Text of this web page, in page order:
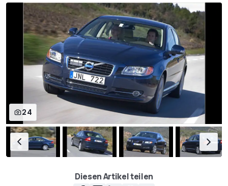
24
Diesen Artikel teilen